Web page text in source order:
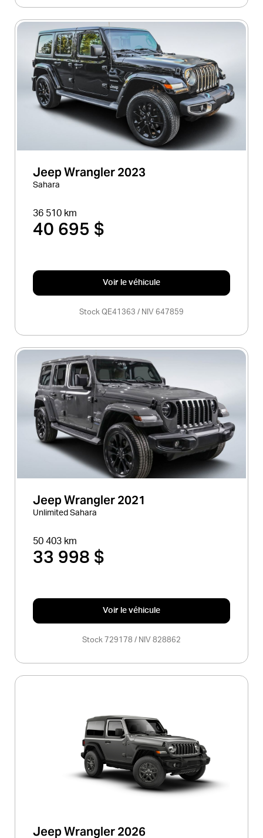
Jeep Wrangler 2023
Sahara
36 510 km
40 695 $
Voir le véhicule
Stock QE41363 / NIV 647859
Jeep Wrangler 2021
Unlimited Sahara
50 403 km
33 998 $
Voir le véhicule
Stock 729178 / NIV 828862
Jeep Wrangler 2026